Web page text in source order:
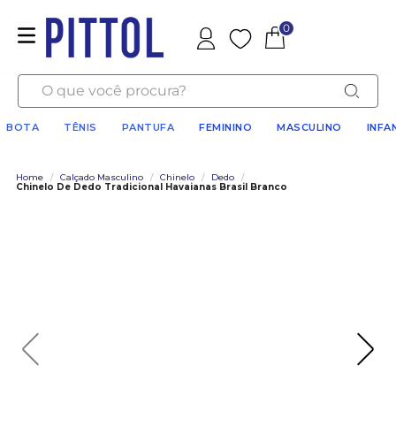
Favoritos
0
O que você procura?
BOTA TÊNIS PANTUFA FEMININO MASCULINO
Home / Calçado Masculino / Chinelo / Dedo
/
Chinelo De Dedo Tradicional Havaianas Brasil Branco